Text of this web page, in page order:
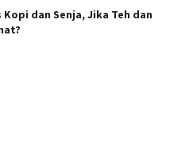
Kopi dan Senja, Jika Teh dan